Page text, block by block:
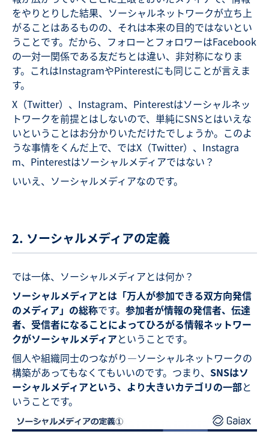
をやりとりした結果、ソーシャルネットワークが立ち上
がることはあるものの、それは本来の目的ではないとい
うことです。だから、フォローとフォロワーはFacebook
の一対一関係である友だちとは違い、非対称になりま
す。これはInstagramやPinterestにも同じことが言えま
す。
X（Twitter）、Instagram、Pinterestはソーシャルネッ
トワークを前提とはしないので、単純にSNSとはいえな
いということはお分かりいただけたでしょうか。このよ
うな事情をくんだ上で、ではX（Twitter）、Instagra
m、Pinterestはソーシャルメディアではない？
いいえ、ソーシャルメディアなのです。
2. ソーシャルメディアの定義
では一体、ソーシャルメディアとは何か？
ソーシャルメディアとは「万人が参加できる双方向発信
のメディア」の総称です。 参加者が情報の発信者、伝達
者、受信者になることによってひろがる情報ネットワー
クがソーシャルメディアということです。
個人や組織同士のつながり—ソーシャルネットワークの
構築があってもなくてもいいのです。つまり、 SNSはソ
ーシャルメディアという、より大きいカテゴリの一部と
いうことです。